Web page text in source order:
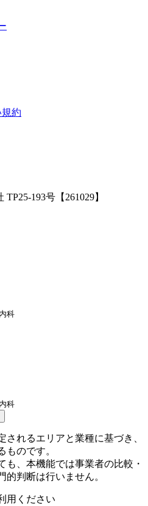
約
193号【261029】
科
科
れるエリアと業種に基づき、
ものです。
も、本機能では事業者の比較・
判断は行いません。
用ください